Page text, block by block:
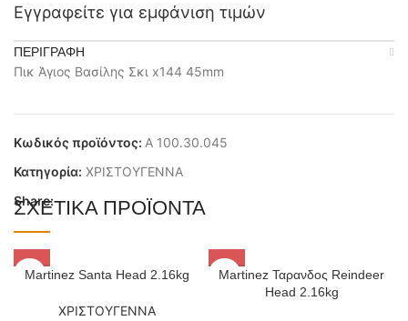
Εγγραφείτε για εμφάνιση τιμών
ΠΕΡΙΓΡΑΦΉ
Πικ Άγιος Βασίλης Σκι x144 45mm
Κωδικός προϊόντος: Α 100.30.045
Κατηγορία: ΧΡΙΣΤΟΥΓΕΝΝΑ
Share:
ΣΧΕΤΙΚΆ ΠΡΟΪΌΝΤΑ
Martinez Santa Head 2.16kg
ΧΡΙΣΤΟΥΓΕΝΝΑ
Martinez Ταρανδος Reindeer
Head 2.16kg